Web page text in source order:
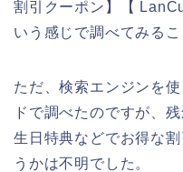
割引クーポン】【
いう感じで調べてみるこ
ただ、検索エンジンを
ドで調べたのですが、
生日特典などでお得な
うかは不明でした。